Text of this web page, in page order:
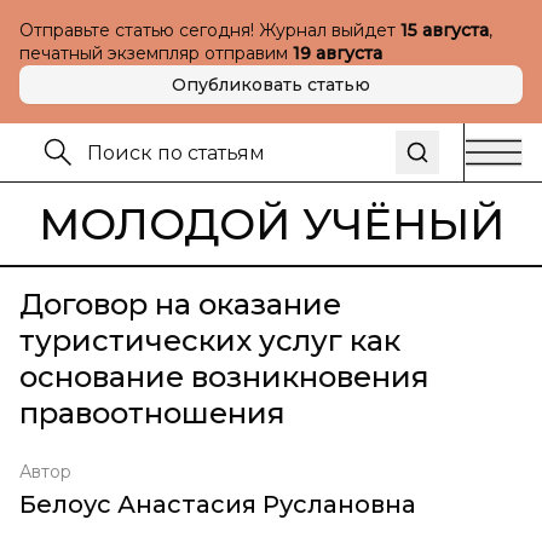
Отправьте статью сегодня! Журнал выйдет 15 августа,
печатный экземпляр отправим 19 августа
Опубликовать статью
МОЛОДОЙ УЧЁНЫЙ
Договор на оказание
туристических услуг как
основание возникновения
правоотношения
Автор
Белоус Анастасия Руслановна